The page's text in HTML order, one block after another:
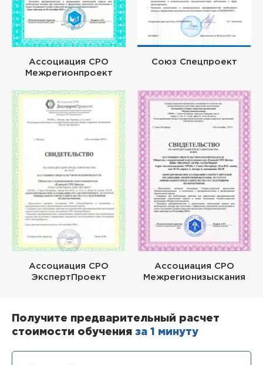
Ассоциация СРО
Межрегионпроект
Союз Спецпроект
Ассоциация СРО
ЭкспертПроект
Ассоциация СРО
Межрегионизыскания
Получите предварительный расчет
стоимости обучения за 1 минуту